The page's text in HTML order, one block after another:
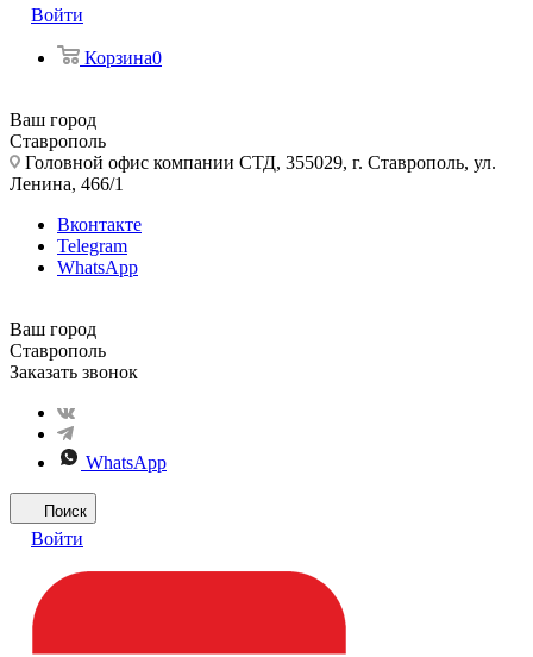
Войти
Корзина0
Ваш город
Ставрополь
Головной офис компании СТД, 355029, г. Ставрополь, ул.
Ленина, 466/1
Вконтакте
Telegram
WhatsApp
Ваш город
Ставрополь
Заказать звонок
WhatsApp
Поиск
Войти